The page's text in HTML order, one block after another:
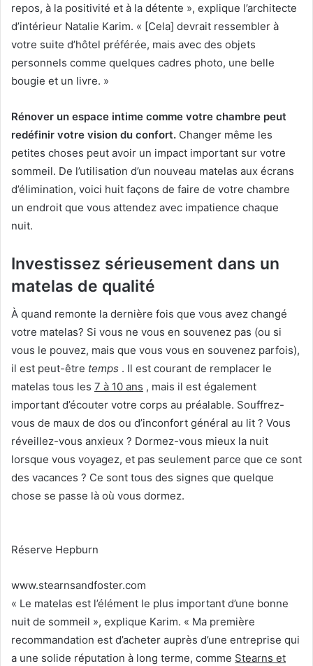
repos, à la positivité et à la détente », explique l’architecte
d’intérieur Natalie Karim. « [Cela] devrait ressembler à
votre suite d’hôtel préférée, mais avec des objets
personnels comme quelques cadres photo, une belle
bougie et un livre. »
Rénover un espace intime comme votre chambre peut
redéfinir votre vision du confort. Changer même les
petites choses peut avoir un impact important sur votre
sommeil. De l’utilisation d’un nouveau matelas aux écrans
d’élimination, voici huit façons de faire de votre chambre
un endroit que vous attendez avec impatience chaque
nuit.
Investissez sérieusement dans un
matelas de qualité
À quand remonte la dernière fois que vous avez changé
votre matelas? Si vous ne vous en souvenez pas (ou si
vous le pouvez, mais que vous vous en souvenez parfois),
il est peut-être temps . Il est courant de remplacer le
matelas tous les 7 à 10 ans , mais il est également
important d’écouter votre corps au préalable. Souffrez-
vous de maux de dos ou d’inconfort général au lit ? Vous
réveillez-vous anxieux ? Dormez-vous mieux la nuit
lorsque vous voyagez, et pas seulement parce que ce sont
des vacances ? Ce sont tous des signes que quelque
chose se passe là où vous dormez.
Réserve Hepburn
www.stearnsandfoster.com
« Le matelas est l’élément le plus important d’une bonne
nuit de sommeil », explique Karim. « Ma première
recommandation est d’acheter auprès d’une entreprise qui
a une solide réputation à long terme, comme Stearns et